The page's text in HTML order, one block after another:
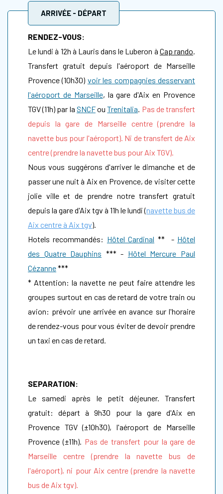
ARRIVÉE - DÉPART
RENDEZ-VOUS:
Le lundi à 12h à Lauris dans le Luberon à Cap rando.
Transfert gratuit depuis l'aéroport de Marseille
Provence (10h30) voir les compagnies desservant
l'aéroport de Marseille, la gare d'Aix en Provence
TGV (11h) par la SNCFou Trenitalia. Pas de transfert
depuis la gare de Marseille centre (prendre la
navette bus pour l'aéroport). Ni de transfert de Aix
centre (prendre la navette bus pour Aix TGV).
Nous vous suggérons d'arriver le dimanche et de
passer une nuit à Aix en Provence, de visiter cette
jolie ville et de prendre notre transfert gratuit
depuis la gare d'Aix tgv à 11h le lundi (navette bus de
Aix centre à Aix tgv).
Hotels recommandés: Hôtel Cardinal ** - Hôtel
des Quatre Dauphins *** - Hôtel Mercure Paul
Cézanne***
* Attention: la navette ne peut faire attendre les
groupes surtout en cas de retard de votre train ou
avion: prévoir une arrivée en avance sur l'horaire
de rendez-vous pour vous éviter de devoir prendre
un taxi en cas de retard.
SEPARATION:
Le samedi après le petit déjeuner. Transfert
gratuit: départ à 9h30 pour la gare d'Aix en
Provence TGV (±10h30), l'aéroport de Marseille
Provence (±11h). Pas de transfert pour la gare de
Marseille centre (prendre la navette bus de
l'aéroport), ni pour Aix centre (prendre la navette
bus de Aix tgv).